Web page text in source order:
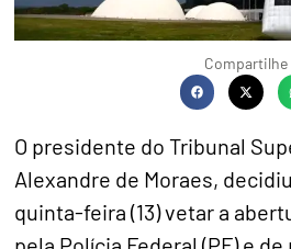
Compartilhe
O presidente do Tribunal
Alexandre de Moraes,
quinta-feira (13) vetar a